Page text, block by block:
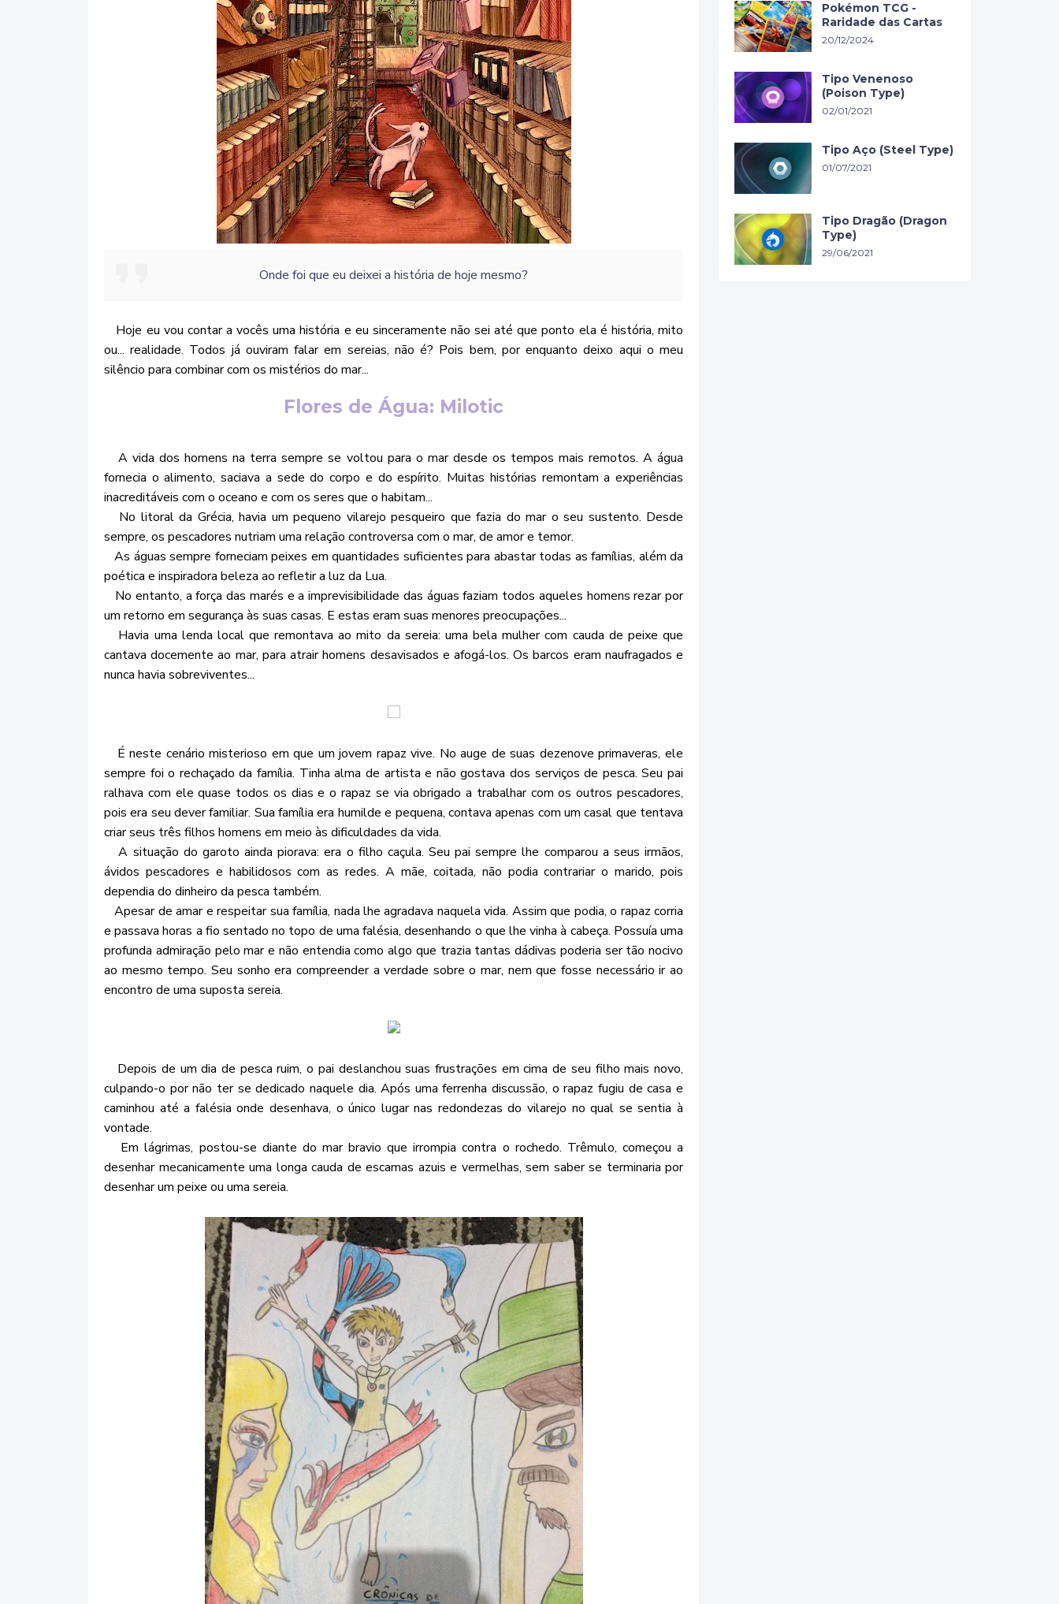
Onde foi que eu deixei a história de hoje mesmo?
Hoje eu vou contar a vocês uma história e eu sinceramente não sei até que ponto ela é história, mito
ou... realidade. Todos já ouviram falar em sereias, não é? Pois bem, por enquanto deixo aqui o meu
silêncio para combinar com os mistérios do mar...
Flores de Água: Milotic
A vida dos homens na terra sempre se voltou para o mar desde os tempos mais remotos. A água
fornecia o alimento, saciava a sede do corpo e do espírito. Muitas histórias remontam a experiências
inacreditáveis com o oceano e com os seres que o habitam...
No litoral da Grécia, havia um pequeno vilarejo pesqueiro que fazia do mar o seu sustento. Desde
sempre, os pescadores nutriam uma relação controversa com o mar, de amor e temor.
As águas sempre forneciam peixes em quantidades suficientes para abastar todas as famílias, além da
poética e inspiradora beleza ao refletir a luz da Lua.
No entanto, a força das marés e a imprevisibilidade das águas faziam todos aqueles homens rezar por
um retorno em segurança às suas casas. E estas eram suas menores preocupações...
Havia uma lenda local que remontava ao mito da sereia: uma bela mulher com cauda de peixe que
cantava docemente ao mar, para atrair homens desavisados e afogá-los. Os barcos eram naufragados e
nunca havia sobreviventes...
É neste cenário misterioso em que um jovem rapaz vive. No auge de suas dezenove primaveras, ele
sempre foi o rechaçado da família. Tinha alma de artista e não gostava dos serviços de pesca. Seu pai
ralhava com ele quase todos os dias e o rapaz se via obrigado a trabalhar com os outros pescadores,
pois era seu dever familiar. Sua família era humilde e pequena, contava apenas com um casal que tentava
criar seus três filhos homens em meio às dificuldades da vida.
A situação do garoto ainda piorava: era o filho caçula. Seu pai sempre lhe comparou a seus irmãos,
ávidos pescadores e habilidosos com as redes. A mãe, coitada, não podia contrariar o marido, pois
dependia do dinheiro da pesca também.
Apesar de amar e respeitar sua família, nada lhe agradava naquela vida. Assim que podia, o rapaz corria
e passava horas a fio sentado no topo de uma falésia, desenhando o que lhe vinha à cabeça. Possuía uma
profunda admiração pelo mar e não entendia como algo que trazia tantas dádivas poderia ser tão nocivo
ao mesmo tempo. Seu sonho era compreender a verdade sobre o mar, nem que fosse necessário ir ao
encontro de uma suposta sereia.
Depois de um dia de pesca ruim, o pai deslanchou suas frustrações em cima de seu filho mais novo,
culpando-o por não ter se dedicado naquele dia. Após uma ferrenha discussão, o rapaz fugiu de casa e
caminhou até a falésia onde desenhava, o único lugar nas redondezas do vilarejo no qual se sentia à
vontade.
Em lágrimas, postou-se diante do mar bravio que irrompia contra o rochedo. Trêmulo, começou a
desenhar mecanicamente uma longa cauda de escamas azuis e vermelhas, sem saber se terminaria por
desenhar um peixe ou uma sereia.
Pokémon TCG -
Raridade das Cartas
20/12/2024
Tipo Venenoso
(Poison Type)
02/01/2021
Tipo Aço (Steel Type)
01/07/2021
Tipo Dragão (Dragon
Type)
29/06/2021